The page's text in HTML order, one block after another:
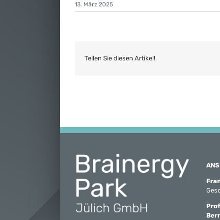
13. März 2025
Teilen Sie diesen Artikel!